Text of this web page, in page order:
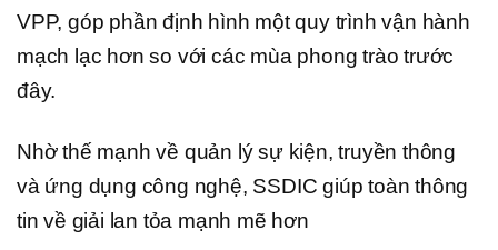
VPP, góp phần định hình một quy trình vận hành
mạch lạc hơn so với các mùa phong trào trước
đây.
Nhờ thế mạnh về quản lý sự kiện, truyền thông
và ứng dụng công nghệ, SSDIC giúp toàn thông
tin về giải lan tỏa mạnh mẽ hơn